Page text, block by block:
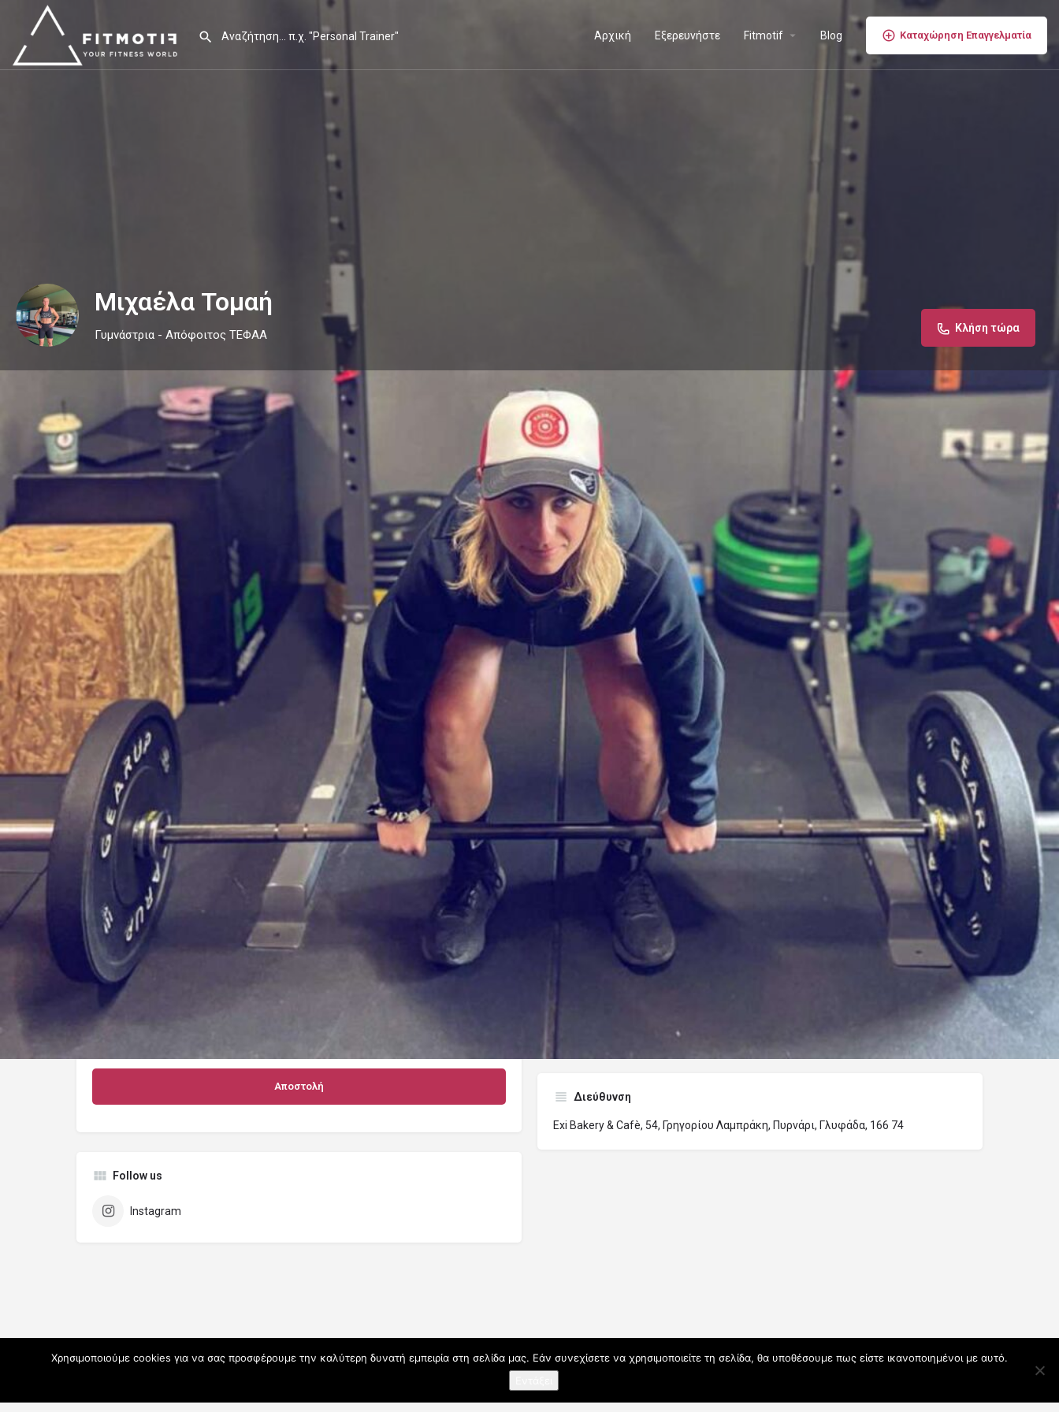
Αρχική Εξερευνήστε Fitmotif Blog Καταχώρηση Επαγγελματία
Μιχαέλα Τομαή
Γυμνάστρια - Απόφοιτος ΤΕΦΑΑ Κλήση τώρα
Προφίλ Αξιολογήσεις 0
Οδηγίες κατεύθυνσης Κλήση Αποστολή email Αφήστε μια κριτική Αναφορά
Περιγραφή
Cross training
Sport performance & rehab
Endurance training
Κατηγορίες
Καθηγητής φυσικής αγωγής και αθλητισμού
Υποκατηγορίες
Επικοινωνία
Ονοματεπώνυμο (υποχρεωτικό)
Το email σας (υποχρεωτικό)
Θέμα
Get Directions
Διεύθυνση
Exi Bakery & Cafè, 54, Γρηγορίου Λαμπράκη, Πυρνάρι, Γλυφάδα, 166 74
Follow us
Instagram
Χρησιμοποιούμε cookies για να σας προσφέρουμε την καλύτερη δυνατή εμπειρία στη σελίδα μας. Εάν συνεχίσετε να χρησιμοποιείτε τη σελίδα, θα υποθέσουμε πως είστε ικανοποιημένοι με αυτό.